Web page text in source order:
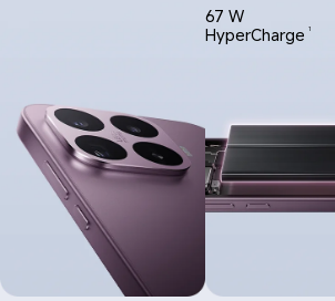
67 W
HyperCharge 1